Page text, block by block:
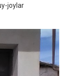
joylar